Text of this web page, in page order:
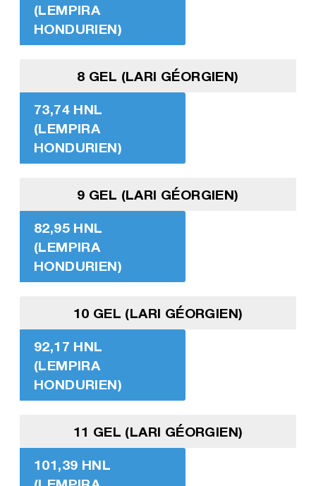
(LEMPIRA
HONDURIEN)
8 GEL (LARI GÉORGIEN)
73,74 HNL
(LEMPIRA
HONDURIEN)
9 GEL (LARI GÉORGIEN)
82,95 HNL
(LEMPIRA
HONDURIEN)
10 GEL (LARI GÉORGIEN)
92,17 HNL
(LEMPIRA
HONDURIEN)
11 GEL (LARI GÉORGIEN)
101,39 HNL